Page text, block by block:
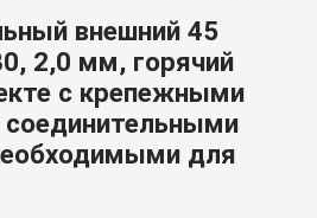
внешний 45
2,0 мм, горячий
с крепежными
для